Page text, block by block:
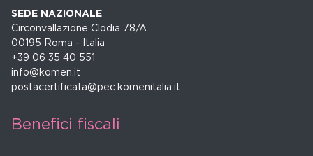
SEDE NAZIONALE
Circonvallazione Clodia 78/A
00195 Roma - Italia
+39 06 35 40 551
info@komen.it
postacertificata@pec.komenitalia.it
Benefici fiscali